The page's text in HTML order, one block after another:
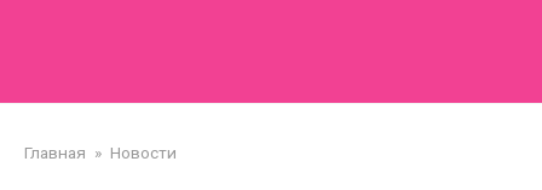
Главная » Новости